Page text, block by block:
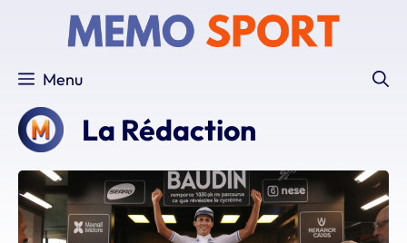
Menu
La Rédaction